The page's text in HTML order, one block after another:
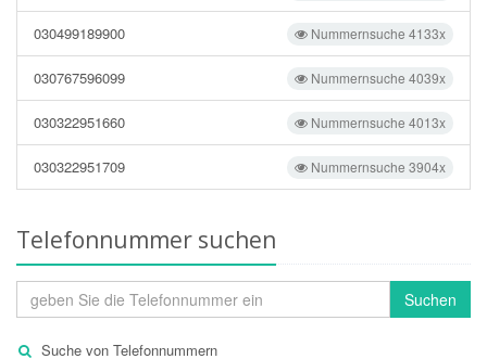
Nummernsuche 4133x
030499189900
Nummernsuche 4039x
030767596099
Nummernsuche 4013x
030322951660
Nummernsuche 3904x
030322951709
Telefonnummer suchen
Suchen
Suche von Telefonnummern